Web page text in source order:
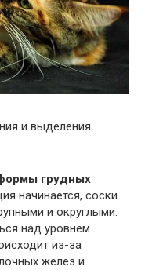
и выделения
грудных
начинается, соски
и округлыми.
над уровнем
из-за
желез и